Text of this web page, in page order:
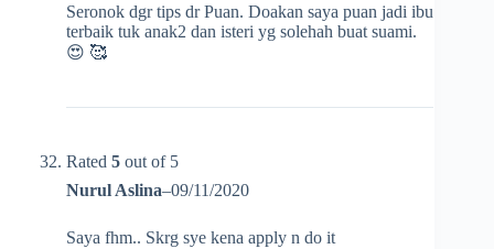
Seronok dgr tips dr Puan. Doakan saya puan jadi ibu
terbaik tuk anak2 dan isteri yg solehah buat suami.
😍 🥰
Rated 5 out of 5
Nurul Aslina–09/11/2020
Saya fhm.. Skrg sye kena apply n do it